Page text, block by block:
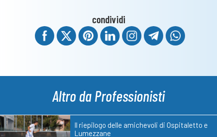
condividi
Altro da Professionisti
Il riepilogo delle amichevoli di Ospitaletto e
Lumezzane